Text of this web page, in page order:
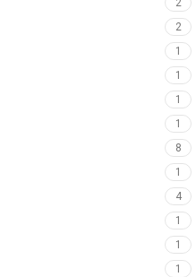
2
2
1
1
1
1
8
1
4
1
1
1